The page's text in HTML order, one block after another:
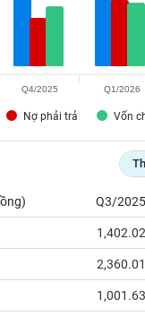
Nợ phải trả Vốn
Q4/2025 Q1/2026
Q3/2025
1,402.02
2,360.01
1,001.63